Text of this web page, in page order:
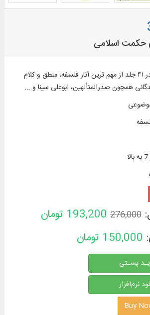
اسلامى
متن ۲۴ عنوان کتاب در ۴۱ جلد از مهم‌ ترین آثار فلسفه، منطق و کلام
همچون صدرالمتألهین، ابوعلی سینا و ...
276,000
193,200 تومان
150,000 تومان
پسـتی
نرم‌افزار